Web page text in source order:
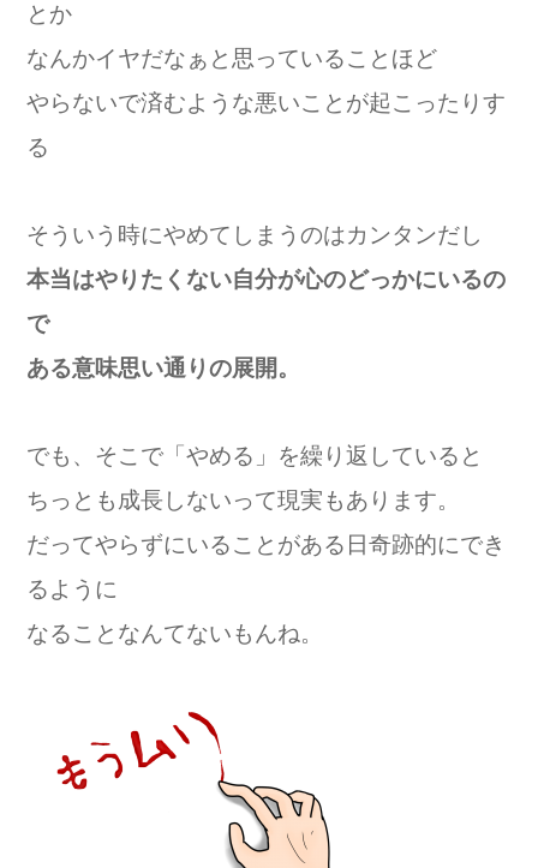
とか
なんかイヤだなぁと思っていることほど
やらないで済むような悪いことが起こったりす
る
そういう時にやめてしまうのはカンタンだし
本当はやりたくない自分が心のどっかにいるの
で
ある意味思い通りの展開。
でも、そこで「やめる」を繰り返していると
ちっとも成長しないって現実もあります。
だってやらずにいることがある日奇跡的にでき
るように
なることなんてないもんね。